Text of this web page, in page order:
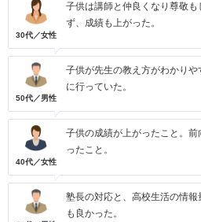
30代／女性
子供は講師と仲良くなり尊敬
ず、成績も上がった。
50代／男性
子供が先生の教え方がわかり
に行っていた。
40代／女性
子供の成績が上がったこと。
ったこと。
塾長の対応と、高校生活の情
も良かった。